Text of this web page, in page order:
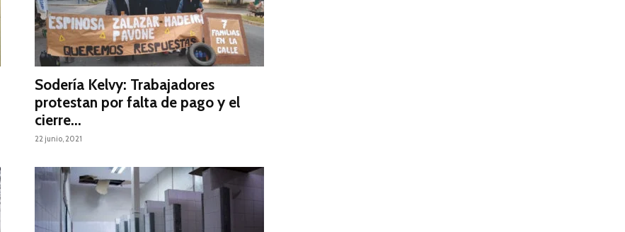
Sodería Kelvy: Trabajadores
protestan por falta de pago y el
cierre...
22 junio, 2021